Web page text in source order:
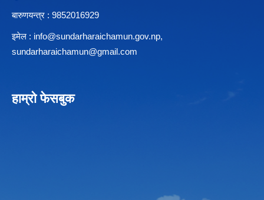
बारुणयन्त्र : 9852016929
इमेल : info@sundarharaichamun.gov.np,
sundarharaichamun@gmail.com
हाम्रो फेसबुक